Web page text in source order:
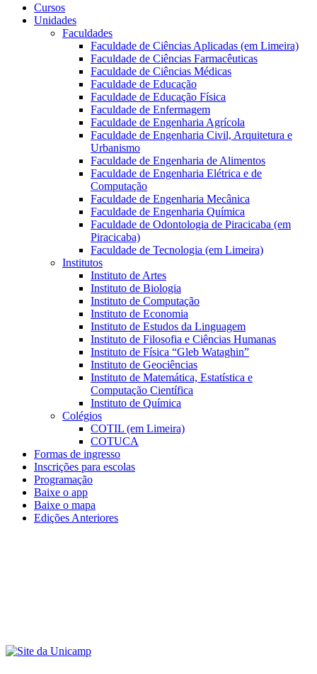
Cursos
Unidades
Faculdades
Faculdade de Ciências Aplicadas (em Limeira)
Faculdade de Ciências Farmacêuticas
Faculdade de Ciências Médicas
Faculdade de Educação
Faculdade de Educação Física
Faculdade de Enfermagem
Faculdade de Engenharia Agrícola
Faculdade de Engenharia Civil, Arquitetura e
Urbanismo
Faculdade de Engenharia de Alimentos
Faculdade de Engenharia Elétrica e de
Computação
Faculdade de Engenharia Mecânica
Faculdade de Engenharia Química
Faculdade de Odontologia de Piracicaba (em
Piracicaba)
Faculdade de Tecnologia (em Limeira)
Institutos
Instituto de Artes
Instituto de Biologia
Instituto de Computação
Instituto de Economia
Instituto de Estudos da Linguagem
Instituto de Filosofia e Ciências Humanas
Instituto de Física “Gleb Wataghin”
Instituto de Geociências
Instituto de Matemática, Estatística e
Computação Científica
Instituto de Química
Colégios
COTIL (em Limeira)
COTUCA
Formas de ingresso
Inscrições para escolas
Programação
Baixe o app
Baixe o mapa
Edições Anteriores